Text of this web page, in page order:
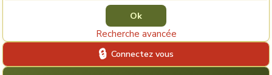
Recherche avancée
Connectez vous